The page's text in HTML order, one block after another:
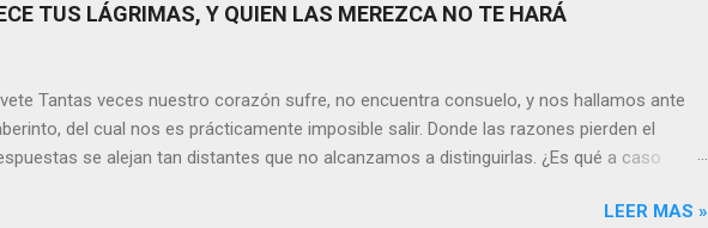
TUS LÁGRIMAS, Y QUIEN LAS MEREZCA NO TE HARÁ
Tantas veces nuestro corazón sufre, no encuentra consuelo, y nos hallamos ante
del cual nos es prácticamente imposible salir. Donde las razones pierden el
se alejan tan distantes que no alcanzamos a distinguirlas. ¿Es qué a caso
que sí a esta pregunta. Por otra parte, si nos ponemos a pensar en algúnLEER MAS »